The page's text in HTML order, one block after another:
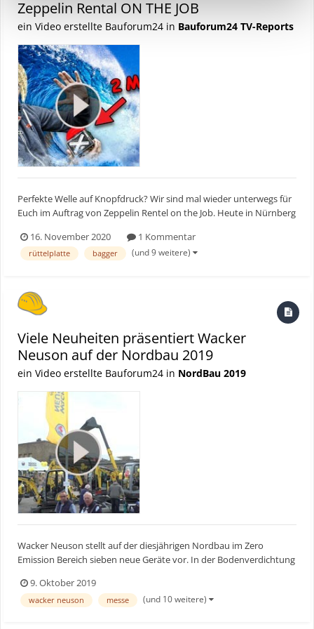
Zeppelin Rental ON THE JOB
ein Video erstellte Bauforum24 in Bauforum24 TV-Reports
Perfekte Welle auf Knopfdruck? Wir sind mal wieder unterwegs für
Euch im Auftrag von Zeppelin Rentel on the Job. Heute in Nürnberg
Deutschlands. ► Bauforum24 TV Youtube Kanal
16. November 2020 1 Kommentar
rüttelplatte bagger (und 9 weitere)
Viele Neuheiten präsentiert Wacker
Neuson auf der Nordbau 2019
ein Video erstellte Bauforum24 in NordBau 2019
Wacker Neuson stellt auf der diesjährigen Nordbau im Zero
Emission Bereich sieben neue Geräte vor. In der Bodenverdichtung
Rüttelplatten AP1840e, AP1850e und den AP1860e. Im Bereich
Betontechnik stellt Wacker Neuson erstmalig den kabellosen
9. Oktober 2019
wacker neuson messe (und 10 weitere)